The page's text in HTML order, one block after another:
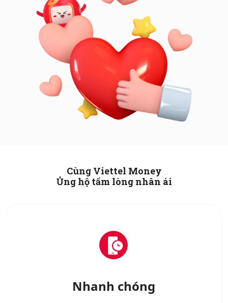
Cùng Viettel Money
Ủng hộ tấm lòng nhân ái
Nhanh chóng